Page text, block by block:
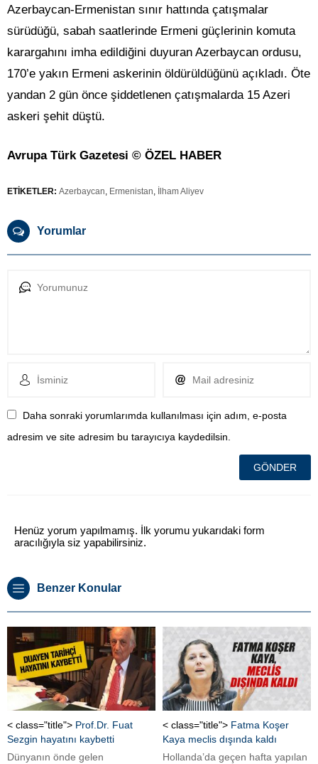
Azerbaycan-Ermenistan sınır hattında çatışmalar
sürüdüğü, sabah saatlerinde Ermeni güçlerinin komuta
karargahını imha edildiğini duyuran Azerbaycan ordusu,
170’e yakın Ermeni askerinin öldürüldüğünü açıkladı. Öte
yandan 2 gün önce şiddetlenen çatışmalarda 15 Azeri
askeri şehit düştü.
Avrupa Türk Gazetesi © ÖZEL HABER
ETİKETLER: Azerbaycan, Ermenistan, İlham Aliyev
Yorumlar
Daha sonraki yorumlarımda kullanılması için adım, e-posta
adresim ve site adresim bu tarayıcıya kaydedilsin.
Henüz yorum yapılmamış. İlk yorumu yukarıdaki form
aracılığıyla siz yapabilirsiniz.
Benzer Konular
< class="title"> Prof.Dr. Fuat
Sezgin hayatını kaybetti
Dünyanın önde gelen
< class="title"> Fatma Koşer
Kaya meclis dışında kaldı
Hollanda’da geçen hafta yapılan